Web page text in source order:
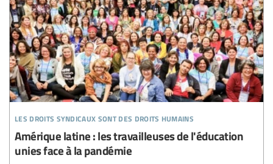
les droits syndicaux sont des droits humains
Amérique latine : les travailleuses de l'éducation
unies face à la pandémie